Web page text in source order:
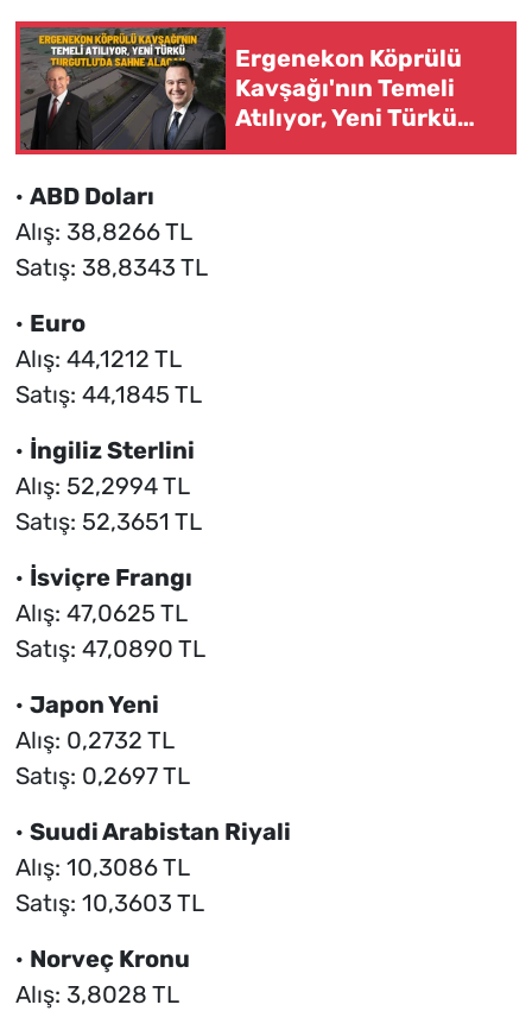
Ergenekon Köprülü
Kavşağı'nın Temeli
Atılıyor, Yeni Türkü
Turgutlu'da Sahne
· ABD Doları
Alış: 38,8266 TL
Satış: 38,8343 TL
· Euro
Alış: 44,1212 TL
Satış: 44,1845 TL
· İngiliz Sterlini
Alış: 52,2994 TL
Satış: 52,3651 TL
· İsviçre Frangı
Alış: 47,0625 TL
Satış: 47,0890 TL
· Japon Yeni
Alış: 0,2732 TL
Satış: 0,2697 TL
· Suudi Arabistan Riyali
Alış: 10,3086 TL
Satış: 10,3603 TL
· Norveç Kronu
Alış: 3,8028 TL